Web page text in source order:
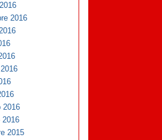
2016
2016
2016
2015